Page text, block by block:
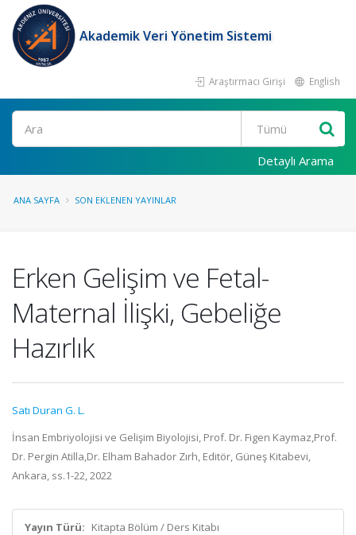
Akademik Veri Yönetim Sistemi
Araştırmacı Girişi English
Ara
Detaylı Arama
ANA SAYFA SON EKLENEN YAYINLAR
Erken Gelişim ve Fetal-
Maternal İlişki, Gebeliğe
Hazırlık
Satı Duran G. L.
İnsan Embriyolojisi ve Gelişim Biyolojisi, Prof. Dr. Figen Kaymaz,Prof.
Dr. Pergin Atilla,Dr. Elham Bahador Zırh, Editör, Güneş Kitabevi,
Ankara, ss.1-22, 2022
Yayın Türü: Kitapta Bölüm / Ders Kitabı